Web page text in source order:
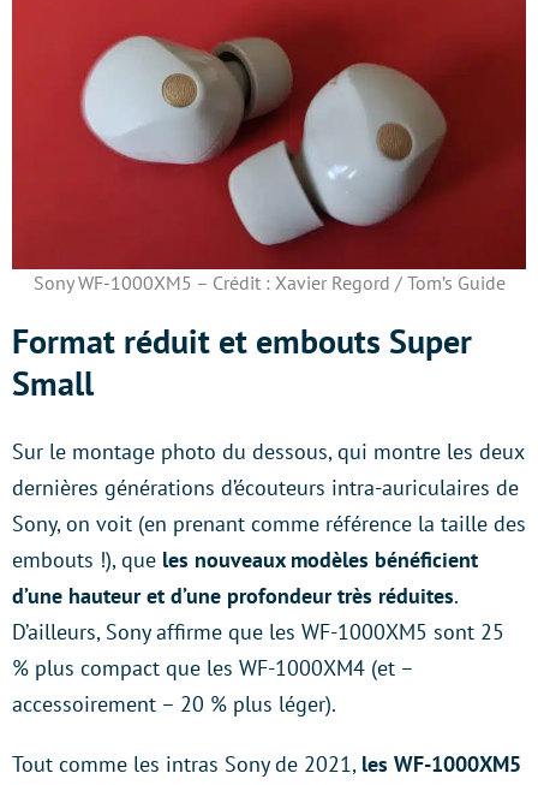
Sony WF-1000XM5 – Crédit : Xavier Regord / Tom’s Guide
Format réduit et embouts Super
Small
Sur le montage photo du dessous, qui montre les deux
dernières générations d’écouteurs intra-auriculaires de
Sony, on voit (en prenant comme référence la taille des
embouts !), que les nouveaux modèles bénéficient
d’une hauteur et d’une profondeur très réduites.
D’ailleurs, Sony affirme que les WF-1000XM5 sont 25
% plus compact que les WF-1000XM4 (et –
accessoirement – 20 % plus léger).
Tout comme les intras Sony de 2021, les WF-1000XM5